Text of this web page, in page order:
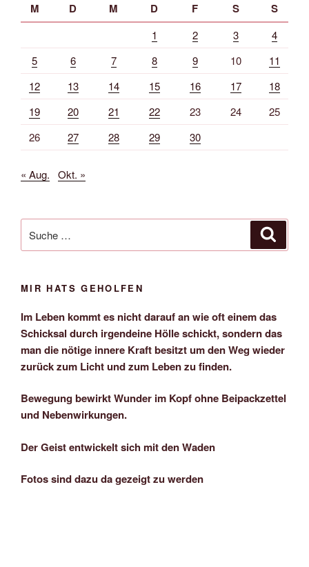
M D M D F S S
1 2 3
4
5
6 7 8 9 10
11
12
13 14 15 16 17
18
19
20 21 22 23 24
25
26
27 28 29 30
« Aug. Okt. »
nach:
MIR HATS GEHOLFEN
Im Leben kommt es nicht darauf an wie oft einem das
Schicksal durch irgendeine Hölle schickt, sondern das
man die nötige innere Kraft besitzt um den Weg wieder
zurück zum Licht und zum Leben zu finden.
Bewegung bewirkt Wunder im Kopf ohne Beipackzettel
und Nebenwirkungen.
Der Geist entwickelt sich mit den Waden
Fotos sind dazu da gezeigt zu werden